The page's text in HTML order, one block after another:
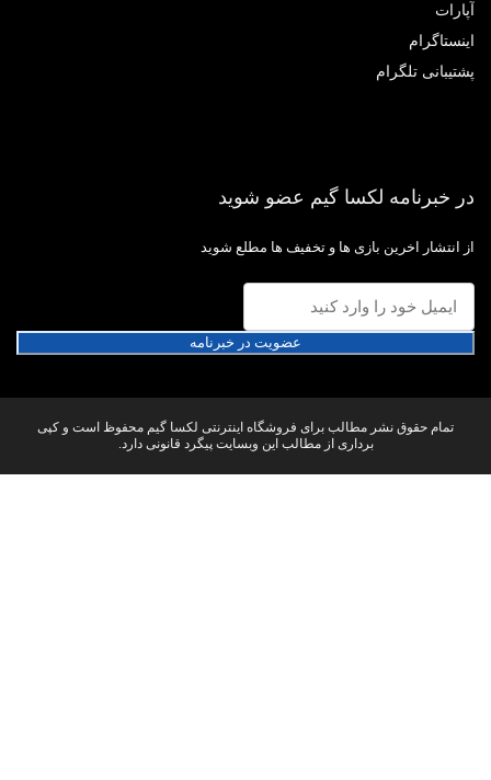
تلگرام
خبرنامه لکسا گیم عضو شوید
انتشار اخرین بازی ها و تخفیف ها مطلع شوید
عضویت در خبرنامه
تمام حقوق نشر مطالب برای فروشگاه اینترنتی لکسا گیم محفوظ است و کپی
برداری از مطالب این وبسایت پیگرد قانونی دارد.